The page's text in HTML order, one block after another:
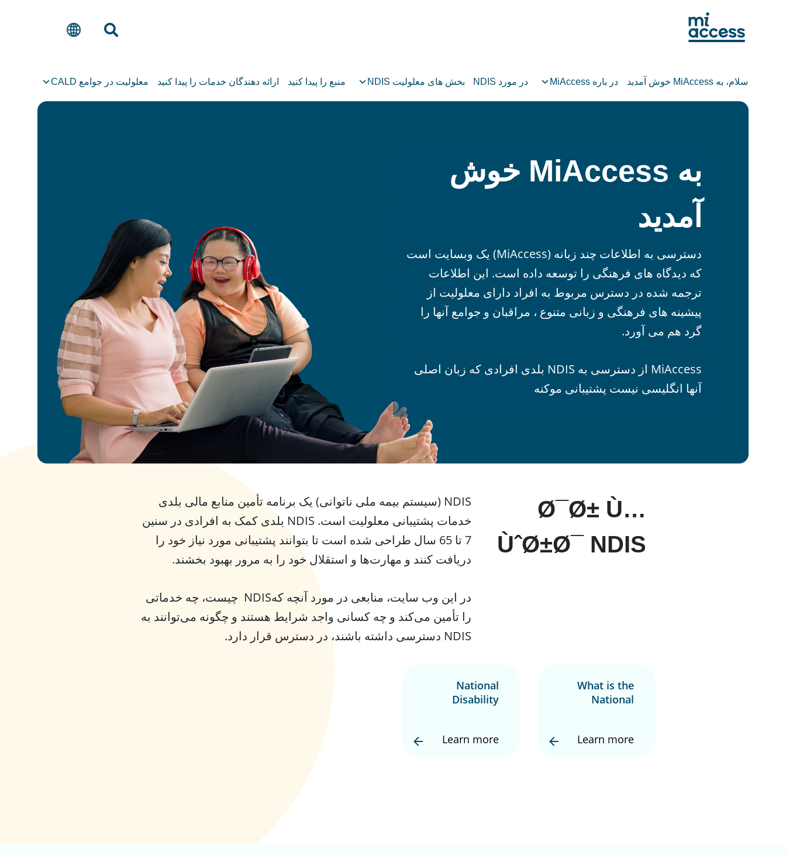
سلام، به MiAccess خوش آمدید در باره MiAccess در مورد NDIS بخش های معلولیت NDIS منبع را پیدا کنید ارائه دهندگان خدمات را پیدا کنید معلولیت در جوامع CALD
به MiAccess خوش
آمدید
دسترسی به اطلاعات چند زبانه (MiAccess) یک وبسایت است
که دیدگاه های فرهنگی را توسعه داده است. این اطلاعات
ترجمه شده در دسترس مربوط به افراد دارای معلولیت از
پیشینه های فرهنگی و زبانی متنوع ، مراقبان و جوامع آنها را
گرد هم می آورد.
MiAccess از دسترسی به NDIS بلدی افرادی که زبان اصلی
آنها انگلیسی نیست پشتیبانی موکنه
Ø¯Ø± Ù…
ÙˆØ±Ø¯ NDIS
NDIS (سیستم بیمه ملی ناتوانی) یک برنامه تأمین منابع مالی بلدی
خدمات پشتیبانی معلولیت است. NDIS بلدی کمک به افرادی در سنین
7 تا 65 سال طراحی شده است تا بتوانند پشتیبانی مورد نیاز خود را
دریافت کنند و مهارت‌ها و استقلال خود را به مرور بهبود بخشند.
در این وب سایت، منابعی در مورد آنچه کهNDIS چیست، چه خدماتی
را تأمین می‌کند و چه کسانی واجد شرایط هستند و چگونه می‌توانند به
NDIS دسترسی داشته باشند، در دسترس قرار دارد.
What is the
National
Scheme (NDIS)
Learn more
National
Disability
Participant
Learn more